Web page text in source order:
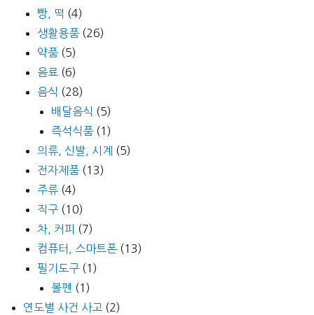
빵, 떡 (4)
생활용품 (26)
약품 (5)
음료 (6)
음식 (28)
배달음식 (5)
즉석식품 (1)
의류, 신발, 시계 (5)
전자제품 (13)
주류 (4)
직구 (10)
차, 커피 (7)
컴퓨터, 스마트폰 (13)
필기도구 (1)
볼펜 (1)
연도별 사건 사고 (2)